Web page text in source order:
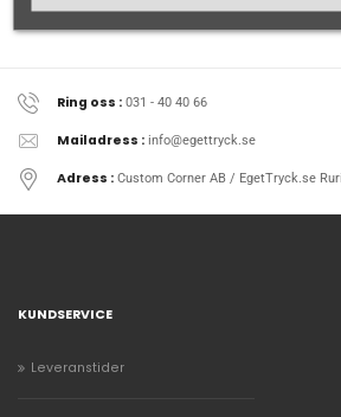
Ring oss : 031 - 40 40 66
Mailadress : info@egettryck.se
Adress : Custom Corner AB / EgetTryck.se
KUNDSERVICE
Leveranstider